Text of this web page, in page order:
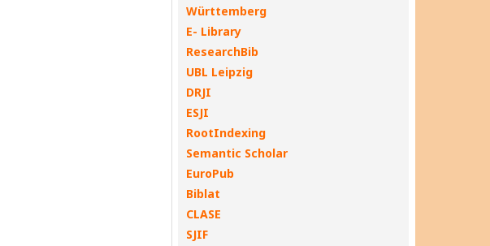
Württemberg
E- Library
ResearchBib
UBL Leipzig
DRJI
ESJI
RootIndexing
Semantic Scholar
EuroPub
Biblat
CLASE
SJIF